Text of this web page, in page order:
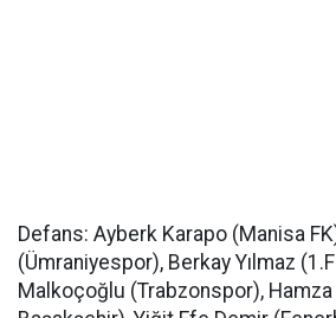
Defans: Ayberk Karapo (Manisa
(Ümraniyespor), Berkay Yılmaz
Malkoçoğlu (Trabzonspor),